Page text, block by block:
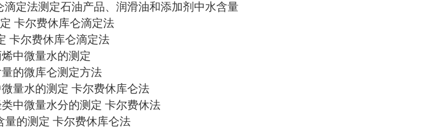
滴定法测定石油产品、润滑油和添加剂中水含量
卡尔费休库仑滴定法
卡尔费休库仑滴定法
中微量水的测定
的微库仑测定方法
量水的测定 卡尔费休库仑法
中微量水分的测定 卡尔费休法
量的测定 卡尔费休库仑法